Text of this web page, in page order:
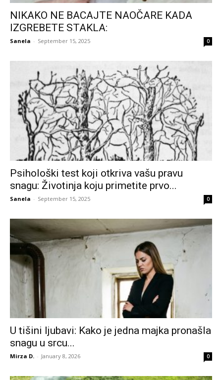
NIKAKO NE BACAJTE NAOČARE KADA
IZGREBETE STAKLA:
Sanela - September 15, 2025 0
Psihološki test koji otkriva vašu pravu
snagu: Životinja koju primetite prvo...
Sanela - September 15, 2025 0
U tišini ljubavi: Kako je jedna majka pronašla
snagu u srcu...
Mirza D. - January 8, 2026 0